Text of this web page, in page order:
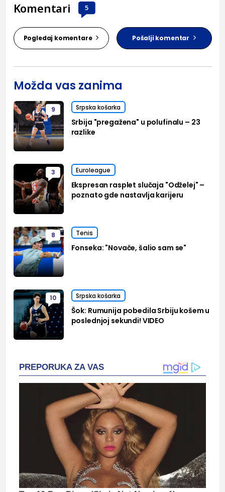
Komentari 5
Pogledaj komentare Pošalji komentar
Možda vas zanima
9 Srpska košarka
Srbija "pregažena" u polufinalu – 23
razlike
3 Euroleague
Ekspresan rasplet slučaja "Odželej" –
poznato gde nastavlja karijeru
8 Tenis
Fonseka: "Novače, šalio sam se"
10 Srpska košarka
Šok: Rumunija pobedila Srbiju košem u
poslednjoj sekundi! VIDEO
PREPORUKA ZA VAS